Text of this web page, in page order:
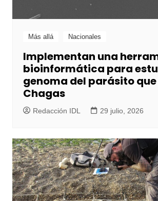
Más allá Nacionales
Implementan una
bioinformática para
genoma del parásito
Chagas
Redacción IDL 29 julio, 2026